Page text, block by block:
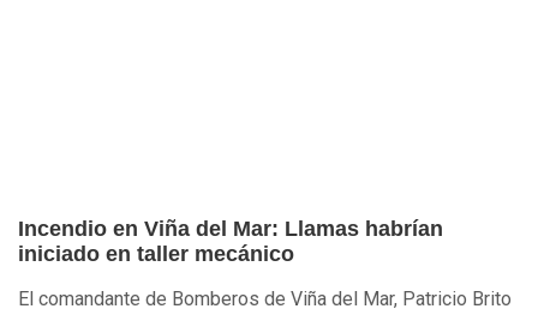
Incendio en Viña del Mar: Llamas habrían
iniciado en taller mecánico
El comandante de Bomberos de Viña del Mar, Patricio Brito